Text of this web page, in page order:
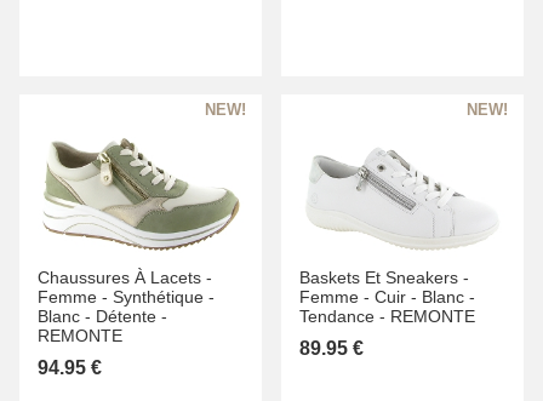
Chaussures À Lacets -
Femme - Synthétique -
Blanc - Détente -
REMONTE
94.95 €
Baskets Et Sneakers -
Femme - Cuir - Blanc -
Tendance - REMONTE
89.95 €